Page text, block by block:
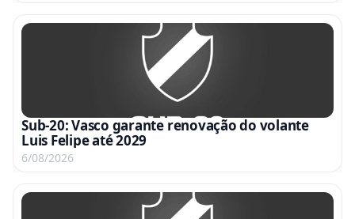
Sub-20: Vasco garante renovação do volante
Luis Felipe até 2029
6/08/2026